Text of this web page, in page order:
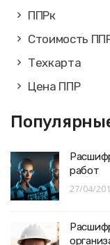
ППРк
Стоимость
Техкарта
Цена ППР
работ
27/04/